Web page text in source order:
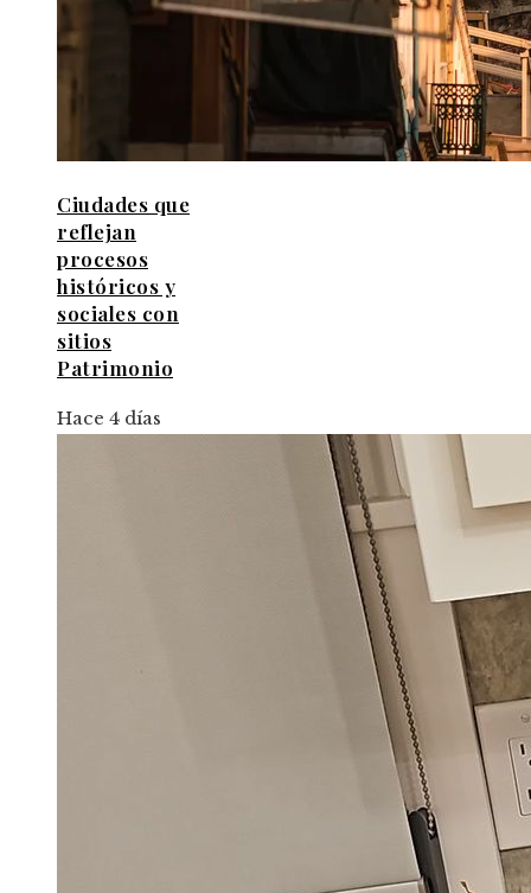
Ciudades que
reflejan
procesos
históricos y
sociales con
sitios
Patrimonio
Hace 4 días